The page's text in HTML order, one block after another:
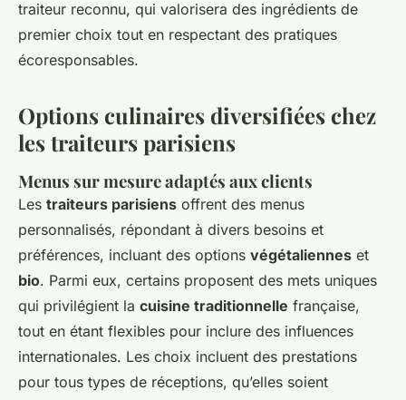
traiteur reconnu, qui valorisera des ingrédients de
premier choix tout en respectant des pratiques
écoresponsables.
Options culinaires diversifiées chez
les traiteurs parisiens
Menus sur mesure adaptés aux clients
Les traiteurs parisiens offrent des menus
personnalisés, répondant à divers besoins et
préférences, incluant des options végétaliennes et
bio. Parmi eux, certains proposent des mets uniques
qui privilégient la cuisine traditionnelle française,
tout en étant flexibles pour inclure des influences
internationales. Les choix incluent des prestations
pour tous types de réceptions, qu’elles soient